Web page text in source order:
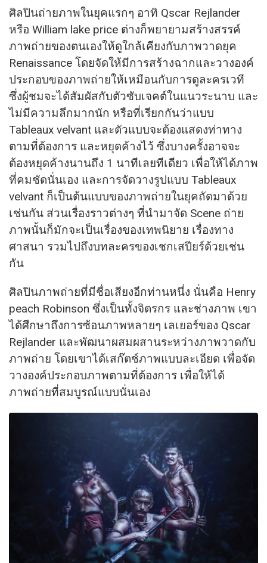
ศิลปินถ่ายภาพในยุคแรกๆ อาทิ Qscar Rejlander
หรือ William lake price ต่างก็พยายามสร้างสรรค์
ภาพถ่ายของตนเองให้ดูใกล้เคียงกับภาพวาดยุค
Renaissance โดยจัดให้มีการสร้างฉากและวางองค์
ประกอบของภาพถ่ายให้เหมือนกับการดูละครเวที
ซึ่งผู้ชมจะได้สัมผัสกับตัวซับเจคต์ในแนวระนาบ และ
ไม่มีความลึกมากนัก หรือที่เรียกกันว่าแบบ
Tableaux velvant และตัวแบบจะต้องแสดงท่าทาง
ตามที่ต้องการ และหยุดค้างไว้ ซึ่งบางครั้งอาจจะ
ต้องหยุดค้างนานถึง 1 นาทีเลยทีเดียว เพื่อให้ได้ภาพ
ที่คมชัดนั่นเอง และการจัดวางรูปแบบ Tableaux
velvant ก็เป็นต้นแบบของภาพถ่ายในยุคถัดมาด้วย
เช่นกัน ส่วนเรื่องราวต่างๆ ที่นำมาจัด Scene ถ่าย
ภาพนั้นก็มักจะเป็นเรื่องของเทพนิยาย เรื่องทาง
ศาสนา รวมไปถึงบทละครของเชกเสปียร์ด้วยเช่น
กัน
ศิลปินภาพถ่ายที่มีชื่อเสียงอีกท่านหนึ่ง นั่นคือ Henry
peach Robinson ซึ่งเป็นทั้งจิตรกร และช่างภาพ เขา
ได้ศึกษาถึงการซ้อนภาพหลายๆ เลเยอร์ของ Qscar
Rejlander และพัฒนาผสมผสานระหว่างภาพวาดกับ
ภาพถ่าย โดยเขาได้เสก๊ตช์ภาพแบบละเอียด เพื่อจัด
วางองค์ประกอบภาพตามที่ต้องการ เพื่อให้ได้
ภาพถ่ายที่สมบูรณ์แบบนั่นเอง